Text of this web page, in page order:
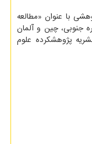
با عنوان «مطالعه
جنوبی، چین و آلمان
پایش؛ نشریه پژوهشکرده علوم